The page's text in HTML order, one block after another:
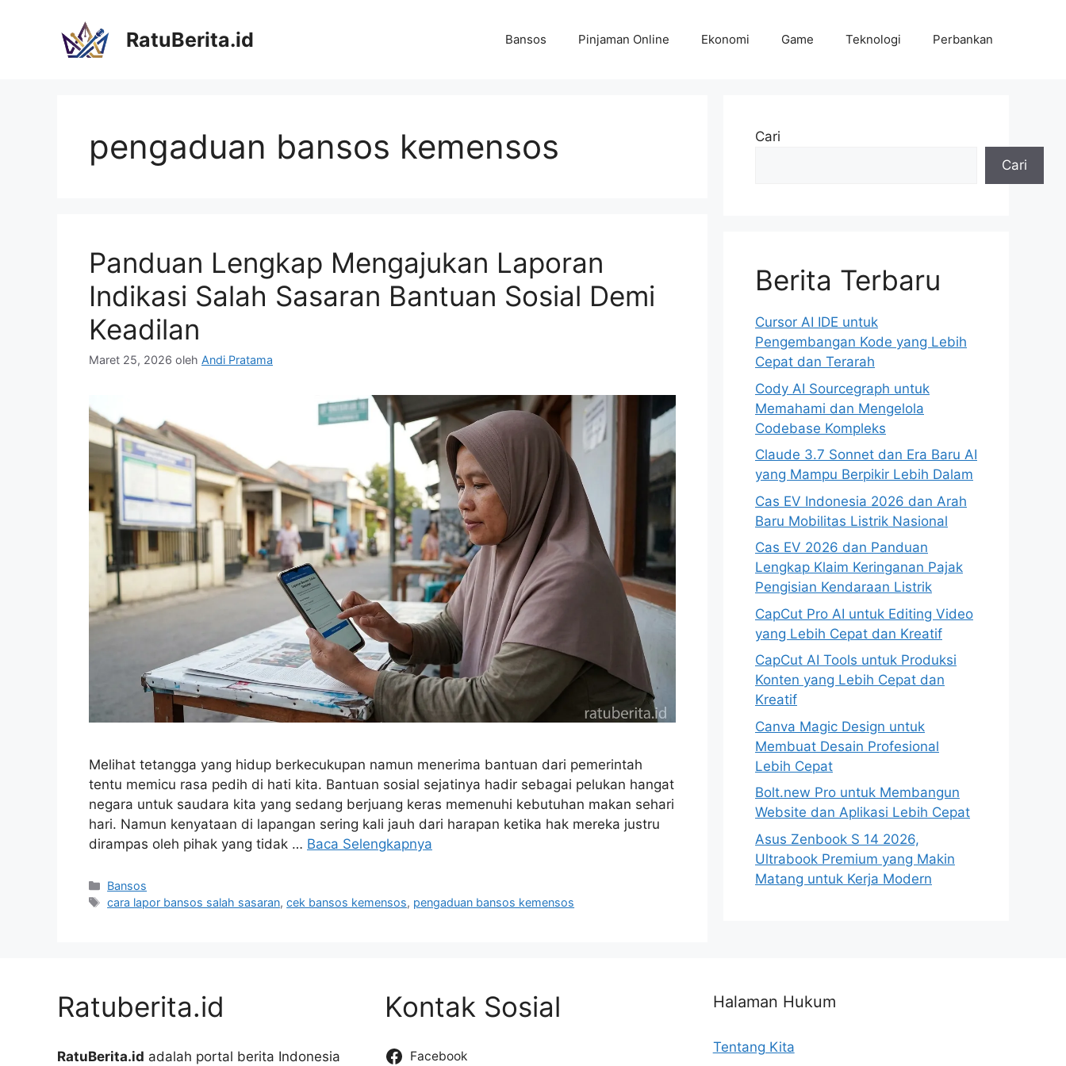
RatuBerita.id Bansos Pinjaman Online Ekonomi Game Teknologi Perbankan
pengaduan bansos kemensos
Panduan Lengkap Mengajukan Laporan
Indikasi Salah Sasaran Bantuan Sosial Demi
Keadilan
Maret 25, 2026 oleh Andi Pratama
Melihat tetangga yang hidup berkecukupan namun menerima bantuan dari pemerintah
tentu memicu rasa pedih di hati kita. Bantuan sosial sejatinya hadir sebagai pelukan hangat
negara untuk saudara kita yang sedang berjuang keras memenuhi kebutuhan makan sehari
hari. Namun kenyataan di lapangan sering kali jauh dari harapan ketika hak mereka justru
dirampas oleh pihak yang tidak … Baca Selengkapnya
Kategori
Bansos
Tag
cara lapor bansos salah sasaran,cek bansos kemensos, pengaduan bansos kemensos
Cari
Cari
Berita Terbaru
Cursor AI IDE untuk
Pengembangan Kode yang Lebih
Cepat dan Terarah
Cody AI Sourcegraph untuk
Memahami dan Mengelola
Codebase Kompleks
Claude 3.7 Sonnet dan Era Baru AI
yang Mampu Berpikir Lebih Dalam
Cas EV Indonesia 2026 dan Arah
Baru Mobilitas Listrik Nasional
Cas EV 2026 dan Panduan
Lengkap Klaim Keringanan Pajak
Pengisian Kendaraan Listrik
CapCut Pro AI untuk Editing Video
yang Lebih Cepat dan Kreatif
CapCut AI Tools untuk Produksi
Konten yang Lebih Cepat dan
Kreatif
Canva Magic Design untuk
Membuat Desain Profesional
Lebih Cepat
Bolt.new Pro untuk Membangun
Website dan Aplikasi Lebih Cepat
Asus Zenbook S 14 2026,
Ultrabook Premium yang Makin
Matang untuk Kerja Modern
Ratuberita.id
RatuBerita.id adalah portal berita Indonesia
Kontak Sosial
Facebook
Halaman Hukum
Tentang Kita